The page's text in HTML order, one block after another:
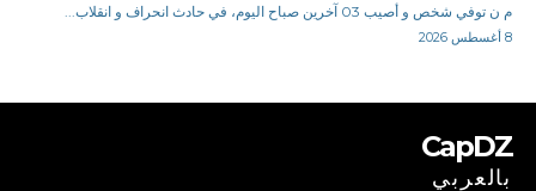
م ن توفي شخص و أصيب 03 آخرين صباح اليوم، في حادث انحراف و انقلاب...
8 أغسطس 2026
CapDZ
بالعربي